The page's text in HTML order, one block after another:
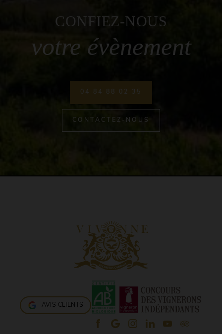
CONFIEZ-NOUS
votre évènement
04 84 88 02 35
CONTACTEZ-NOUS
AVIS CLIENTS